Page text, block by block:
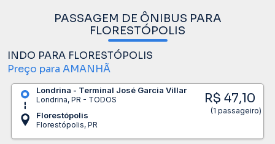
PASSAGEM DE ÔNIBUS PARA
FLORESTÓPOLIS
INDO PARA FLORESTÓPOLIS
Preço para AMANHÃ
Londrina - Terminal José Garcia Villar
Londrina, PR - TODOS
Florestópolis
Florestópolis, PR
R$ 47,10
(1 passageiro)